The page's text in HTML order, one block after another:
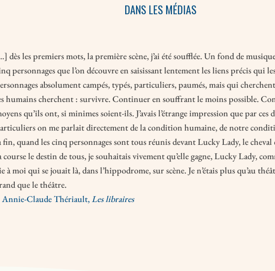
DANS LES MÉDIAS
dès les premiers mots, la première scène, j’ai été soufflée. Un fond de
personnages que l’on découvre en saisissant lentement les liens précis qui
absolument campés, typés, particuliers, paumés, mais qui
humains cherchent : survivre. Continuer en souffrant le moins possible.
qu’ils ont, si minimes soient-ils. J’avais l’étrange impression que par ces
on me parlait directement de la condition humaine, de notre
fin, quand les cinq personnages sont tous réunis devant Lucky Lady, le
course le destin de tous, je souhaitais vivement qu’elle gagne, Lucky Lady,
à moi qui se jouait là, dans l’hippodrome, sur scène. Je n’étais plus qu’au
que le théâtre.
Annie-Claude Thériault,Les libraires